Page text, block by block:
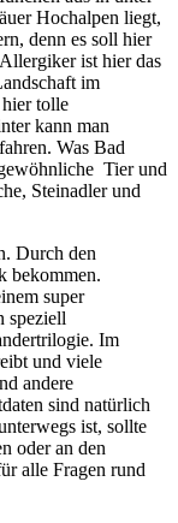
Hochalpen liegt,
denn es soll hier
ist hier das
im
tolle
kann man
Was Bad
Tier und
Steinadler und
Durch den
bekommen.
super
speziell
Im
und viele
andere
sind natürlich
ist, sollte
oder an den
alle Fragen rund